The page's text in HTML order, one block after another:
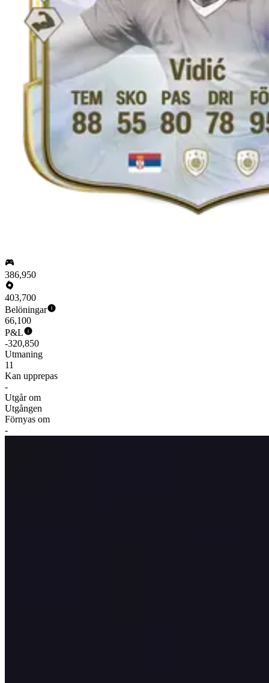
386,950
403,700
Belöningar
66,100
P&L
-320,850
Utmaning
11
Kan upprepas
-
Utgår om
Utgången
Förnyas om
-